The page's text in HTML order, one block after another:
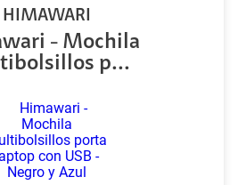
HIMAWARI
- Mochila
p...